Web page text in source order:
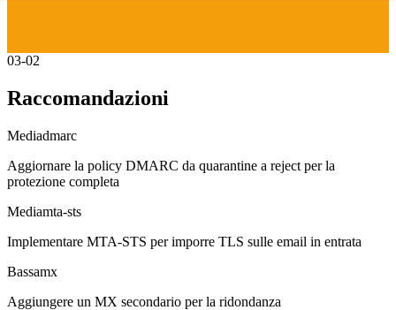
03-02
Raccomandazioni
Mediadmarc
Aggiornare la policy DMARC da quarantine a reject per la
protezione completa
Mediamta-sts
Implementare MTA-STS per imporre TLS sulle email in entrata
Bassamx
Aggiungere un MX secondario per la ridondanza